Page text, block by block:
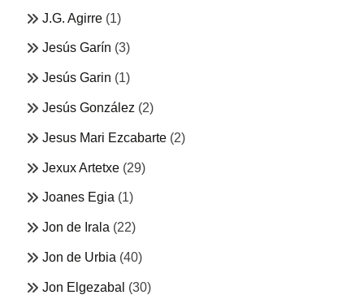
J.G. Agirre (1)
Jesús Garín (3)
Jesús Garin (1)
Jesús González (2)
Jesus Mari Ezcabarte (2)
Jexux Artetxe (29)
Joanes Egia (1)
Jon de Irala (22)
Jon de Urbia (40)
Jon Elgezabal (30)